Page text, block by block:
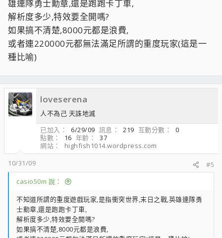
雄連隊勇士勳章,還是跑跑卡丁車,
解析度多少,特效要全開嗎?
如果搞不清楚,8000元都是浪費,
或者連220000元都無法滿足所謂的重度玩家(這是一
種比喻)
loveserena
人不為己 天誅地滅
已加入
6/29/09 訊息 219 互動分數
0
點數
16 年齡
37
網站
highfish1014.wordpress.com
10/31/09
#5
casio50m 說：
不知道所謂的重度遊戲玩家,是指衝突世界,末日之戰,英雄連隊勇
士勳章,還是跑跑卡丁車,
解析度多少,特效要全開嗎?
如果搞不清楚,8000元都是浪費,